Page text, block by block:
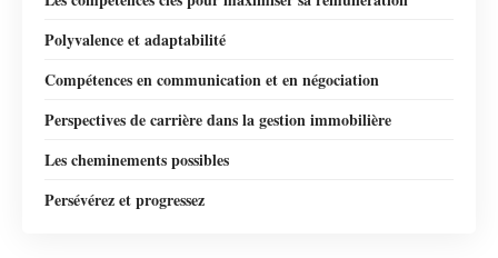
Polyvalence et adaptabilité
Compétences en communication et en négociation
Perspectives de carrière dans la gestion immobilière
Les cheminements possibles
Persévérez et progressez